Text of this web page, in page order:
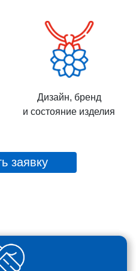
Дизайн, бренд
и состояние изделия
заявку